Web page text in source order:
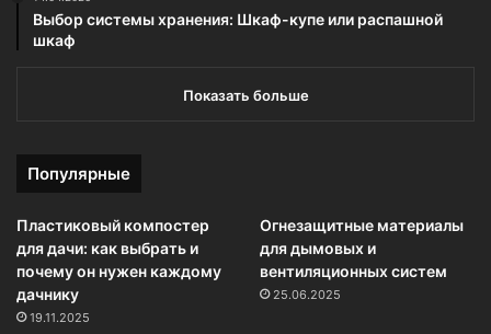
Выбор системы хранения: Шкаф-купе или распашной
шкаф
Показать больше
Популярные
Пластиковый компостер
для дачи: как выбрать и
почему он нужен каждому
дачнику
19.11.2025
Огнезащитные материалы
для дымовых и
вентиляционных систем
25.06.2025